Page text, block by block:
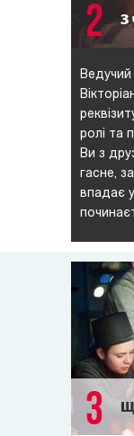
2 З
ролі та
Ви з
гасне,
впадає
3